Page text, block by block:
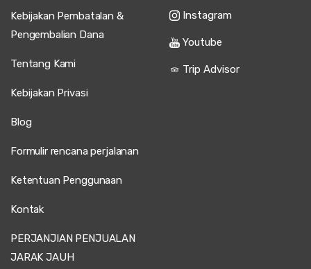
Kebijakan Pembatalan &
Pengembalian Dana
Tentang Kami
Kebijakan Privasi
Blog
Formulir rencana perjalanan
Ketentuan Penggunaan
Kontak
PERJANJIAN PENJUALAN
JARAK JAUH
Instagram
Youtube
Trip Advisor